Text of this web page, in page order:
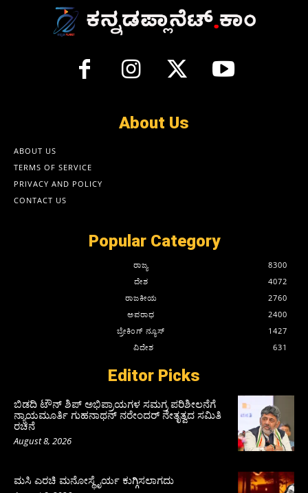
About Us
ABOUT US
TERMS OF SERVICE
PRIVACY AND POLICY
CONTACT US
Popular Category
ರಾಜ್ಯ
8300
ದೇಶ
4072
ರಾಜಕೀಯ
2760
ಅಪರಾಧ
2400
ಬ್ರೇಕಿಂಗ್ ನ್ಯೂಸ್
1427
ವಿದೇಶ
631
Editor Picks
ಬಿಡದಿ ಟೌನ್ ಶಿಪ್ ಅಭಿಪ್ರಾಯಗಳ ಸಮಗ್ರ ಪರಿಶೀಲನೆಗೆ
ನ್ಯಾಯಮೂರ್ತಿ ಗುಹನಾಥನ್ ನರೇಂದರ್ ನೇತೃತ್ವದ ಸಮಿತಿ
ರಚನೆ
August 8, 2026
ಮಸಿ ಎರಚಿ ಮನೋಸ್ಥೈರ್ಯ ಕುಗ್ಗಿಸಲಾಗದು